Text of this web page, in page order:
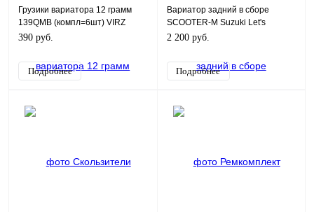
Грузики вариатора 12 грамм
139QMB (компл=6шт) VIRZ
390 руб.
Подробнее
Вариатор задний в сборе
SCOOTER-M Suzuki Let's
2 200 руб.
Подробнее